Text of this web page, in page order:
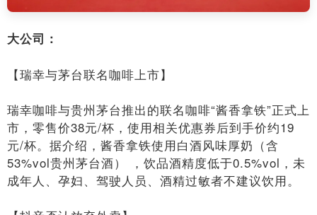
大公司：
【瑞幸与茅台联名咖啡上市】
瑞幸咖啡与贵州茅台推出的联名咖啡“酱香拿铁”正式上
市，零售价38元/杯，使用相关优惠券后到手价约19
元/杯。据介绍，酱香拿铁使用白酒风味厚奶（含
53%vol贵州茅台酒） ，饮品酒精度低于0.5%vol，未
成年人、孕妇、驾驶人员、酒精过敏者不建议饮用。